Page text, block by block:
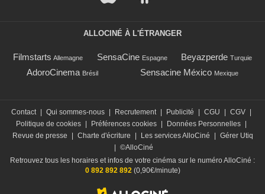
ALLOCINÉ À L'ÉTRANGER
Filmstarts Allemagne SensaCine Espagne Beyazperde Turquie
AdoroCinema Brésil Sensacine México Mexique
Contact Qui sommes-nous Recrutement Publicité CGU CGV
Politique de cookies
Préférences cookies Données Personnelles
Revue de presse
Charte d'écriture Les services AlloCiné
Gérer Utiq
©AlloCiné
Retrouvez tous les horaires et infos de votre cinéma sur le numéro AlloCiné :
0 892 892 892(0,90€/minute)